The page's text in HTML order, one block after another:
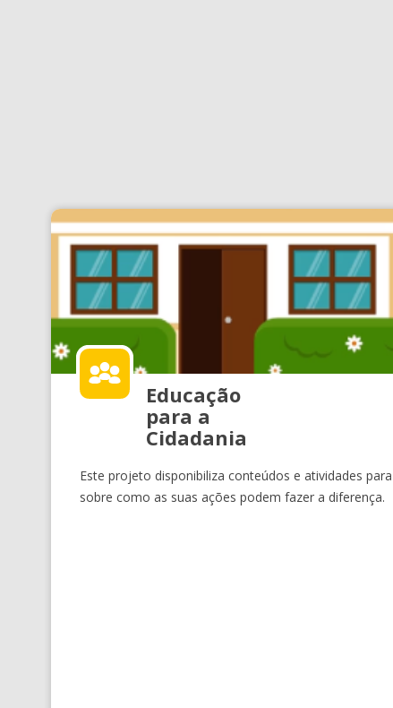
Educação
para a
Cidadania
Este projeto disponibiliza conteúdos e atividades
sobre como as suas ações podem fazer a diferença.